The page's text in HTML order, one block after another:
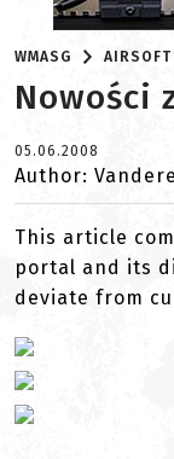
WMASG AIRSOFT
Nowości
05.06.2008
Author:
This article
portal and its
deviate from